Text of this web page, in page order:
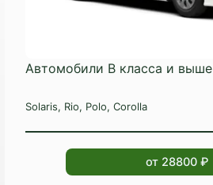
Автомобили B класса и выше
Solaris, Rio, Polo, Corolla
от 28800 ₽